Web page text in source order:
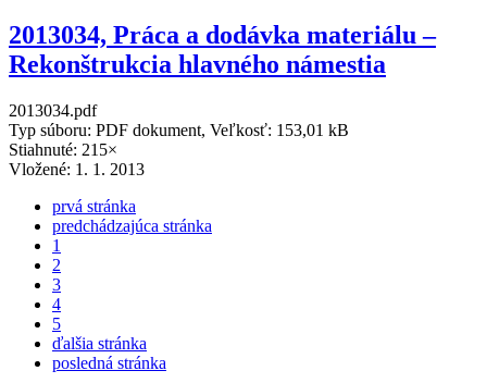
2013034, Práca a dodávka materiálu –
Rekonštrukcia hlavného námestia
2013034.pdf
Typ súboru: PDF dokument, Veľkosť: 153,01 kB
Stiahnuté: 215×
Vložené: 1. 1. 2013
prvá stránka
predchádzajúca stránka
1
2
3
4
5
ďalšia stránka
posledná stránka